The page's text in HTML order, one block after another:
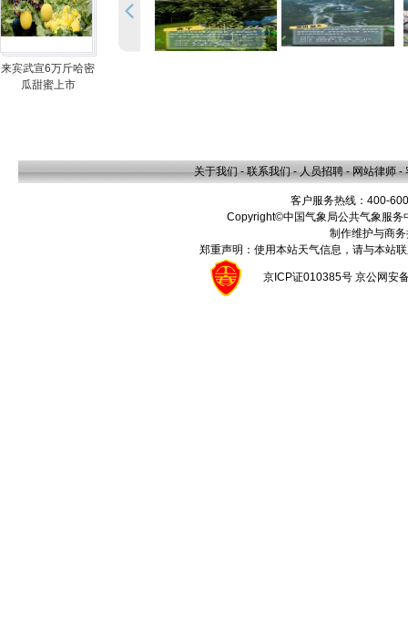
来宾武宣6万斤哈密
瓜甜蜜上市
关于我们 - 联系我们 - 人员招聘 - 网站律师 -
客户服务热线：400-
Copyright©中国气象局公共气象服
制作维护与商
郑重声明：使用本站天气信息，请与本站
京ICP证010385号 京公网安